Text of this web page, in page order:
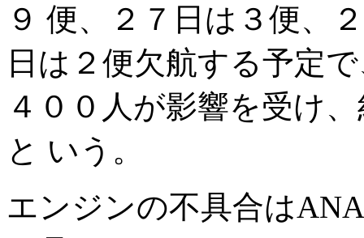
９ 便、２７日は３便、
日は２便欠航する予定
４００人が影響を受け
と いう。
エンジンの不具合は